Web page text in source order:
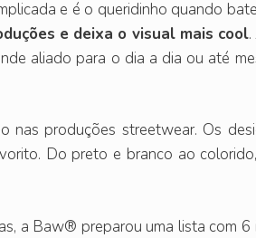
e é o queridinho quando
e deixa o visual mais cool.
aliado para o dia a dia ou até
nas produções streetwear. Os
Do preto e branco ao
a Baw®️ preparou uma lista com